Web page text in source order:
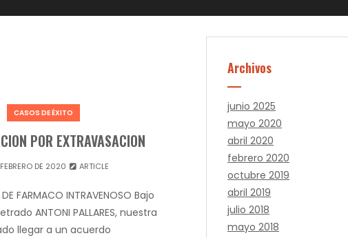
CASOS DE ÉXITO
POR EXTRAVASACION
DE 2020 ARTICLE
FARMACO INTRAVENOSO Bajo
ANTONI PALLARES, nuestra
llegar a un acuerdo
Archivos
junio 2025
mayo 2020
abril 2020
febrero 2020
octubre 2019
abril 2019
julio 2018
mayo 2018